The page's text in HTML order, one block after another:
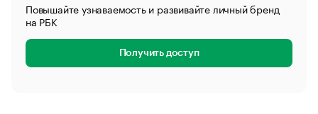
Повышайте узнаваемость и развивайте личный бренд
на РБК
Получить доступ